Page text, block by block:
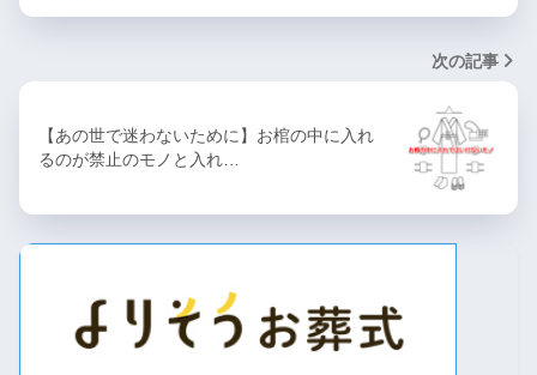
次の記事
【あの世で迷わないために】お棺の中に入れ
るのが禁止のモノと入れ…